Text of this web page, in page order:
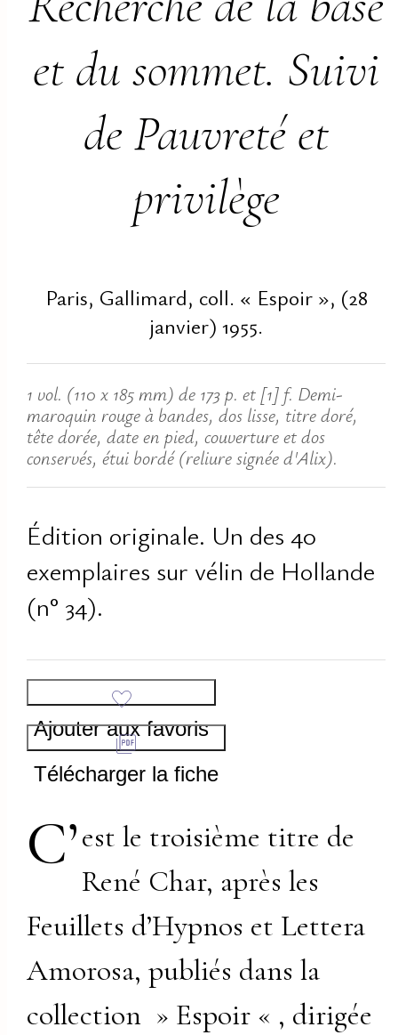
et du sommet. Suivi
de Pauvreté et
privilège
Paris, Gallimard, coll. « Espoir », (28
janvier) 1955.
1 vol. (110 x 185 mm) de 173 p. et [1] f. Demi-
maroquin rouge à bandes, dos lisse, titre doré,
tête dorée, date en pied, couverture et dos
conservés, étui bordé (reliure signée d'Alix).
Édition originale. Un des 40
exemplaires sur vélin de Hollande
(n° 34).
Ajouter aux favoris
Télécharger la fiche
C’est le troisième titre de
René Char, après les
Feuillets d’Hypnos et Lettera
Amorosa, publiés dans la
collection » Espoir « , dirigée